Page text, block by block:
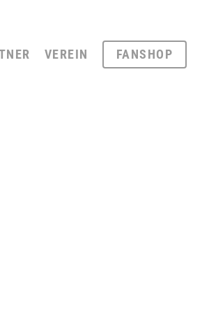
VEREIN FANSHOP